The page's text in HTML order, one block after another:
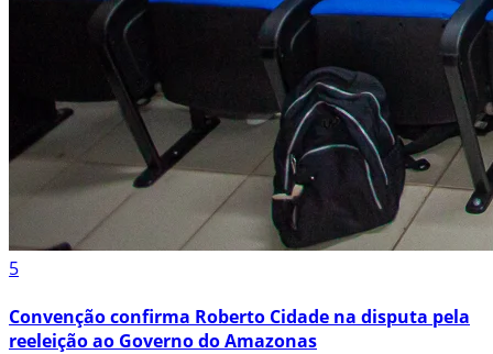
5
Convenção confirma Roberto Cidade na disputa pela
reeleição ao Governo do Amazonas